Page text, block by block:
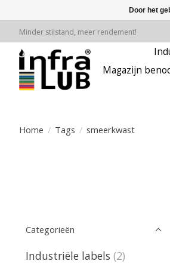
Minder stilstand, meer rendement!
Magazijn
Home / Tags / smeerkwast
Categorieën
Industriële labels (2)
Door het